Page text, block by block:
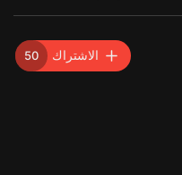
الاشتراك 50